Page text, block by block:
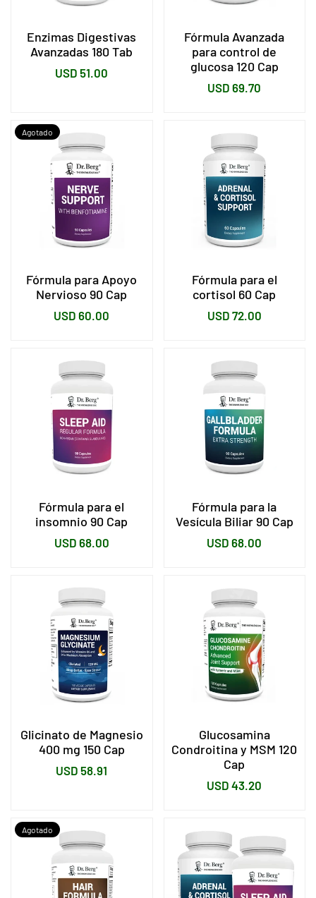
Enzimas Digestivas
Avanzadas 180 Tab
Precio
USD 51.00
Fórmula Avanzada
para control de
glucosa 120 Cap
Precio
USD 69.70
Agotado
Fórmula para Apoyo
Nervioso 90 Cap
Precio
USD 60.00
Fórmula para el
cortisol 60 Cap
Precio
USD 72.00
Fórmula para el
insomnio 90 Cap
Precio
USD 68.00
Fórmula para la
Vesícula Biliar 90 Cap
Precio
USD 68.00
Glicinato de Magnesio
400 mg 150 Cap
Precio
USD 58.91
Glucosamina
Condroitina y MSM 120
Cap
Precio
USD 43.20
Agotado